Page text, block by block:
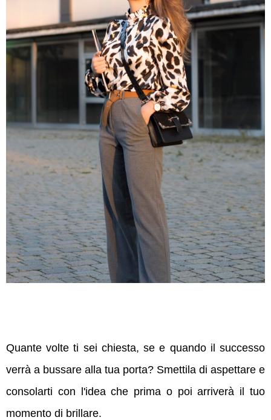
Quante volte ti sei chiesta, se e quando il successo
verrà a bussare alla tua porta? Smettila di aspettare e
consolarti con l'idea che prima o poi arriverà il tuo
momento di brillare.